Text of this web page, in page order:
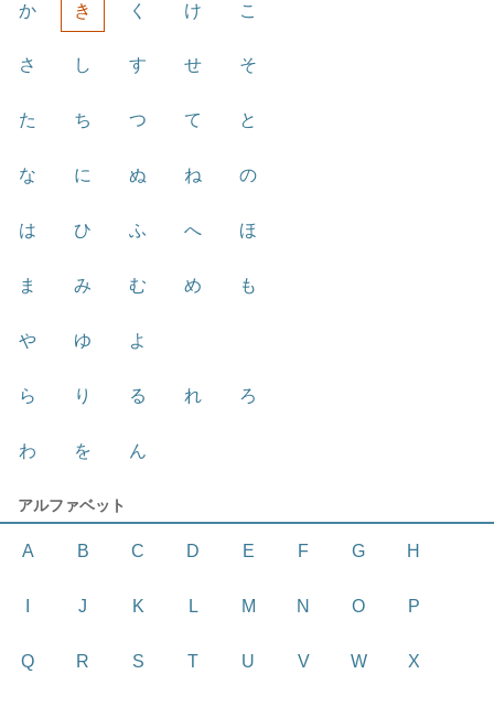
か き く け こ
さ し す せ そ
た ち つ て と
な に ぬ ね の
は ひ ふ へ ほ
ま み む め も
や ゆ よ
ら り る れ ろ
わ を ん
アルファベット
A B C D E F G H
J K L M N O P
Q R S T U V W X